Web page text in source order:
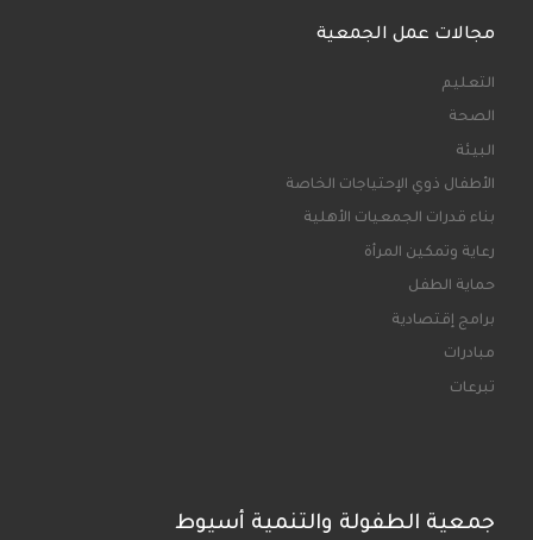
مجالات عمل الجمعية
التعليم
الصحة
البيئة
الأطفال ذوي الإحتياجات الخاصة
بناء قدرات الجمعيات الأهلية
رعاية وتمكين المرأة
حماية الطفل
برامج إقتصادية
مبادرات
تبرعات
جمعية الطفولة والتنمية أسيوط